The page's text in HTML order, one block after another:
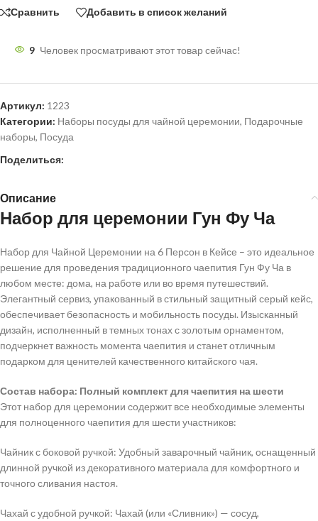
Сравнить Добавить в список желаний
9 Человек просматривают этот товар сейчас!
Артикул: 1223
Категории: Наборы посуды для чайной церемонии, Подарочные
наборы, Посуда
Поделиться:
Описание
Набор для церемонии Гун Фу Ча
Набор для Чайной Церемонии на 6 Персон в Кейсе – это идеальное
решение для проведения традиционного чаепития Гун Фу Ча в
любом месте: дома, на работе или во время путешествий.
Элегантный сервиз, упакованный в стильный защитный серый кейс,
обеспечивает безопасность и мобильность посуды. Изысканный
дизайн, исполненный в темных тонах с золотым орнаментом,
подчеркнет важность момента чаепития и станет отличным
подарком для ценителей качественного китайского чая.
Состав набора: Полный комплект для чаепития на шести
Этот набор для церемонии содержит все необходимые элементы
для полноценного чаепития для шести участников:
Чайник с боковой ручкой: Удобный заварочный чайник, оснащенный
длинной ручкой из декоративного материала для комфортного и
точного сливания настоя.
Чахай с удобной ручкой: Чахай (или «Сливник») — сосуд,